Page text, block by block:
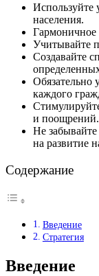
Используйте
населения.
Гармоничное
Учитывайте
Создавайте
Обязательно
каждого
и поощрений.
Не
на развитие
Содержание
Введение
Стратегия
Введение